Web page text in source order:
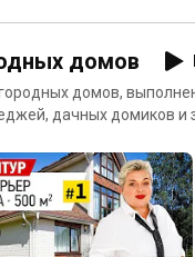
домов
домов,
дачных домиков и